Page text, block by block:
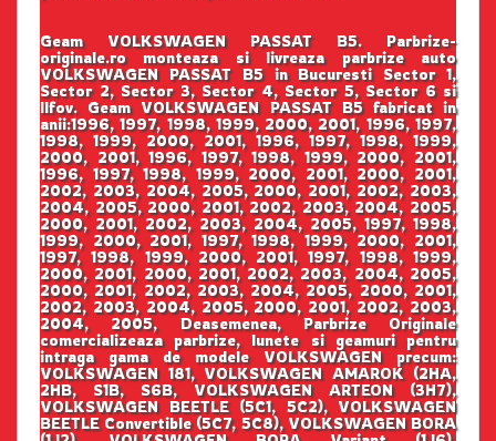
Geam VOLKSWAGEN PASSAT B5. Parbrize-
originale.ro monteaza si livreaza parbrize auto
VOLKSWAGEN PASSAT B5 in Bucuresti Sector 1,
Sector 2, Sector 3, Sector 4, Sector 5, Sector 6 si
Ilfov. Geam VOLKSWAGEN PASSAT B5 fabricat in
anii:1996, 1997, 1998, 1999, 2000, 2001, 1996, 1997,
1998, 1999, 2000, 2001, 1996, 1997, 1998, 1999,
2000, 2001, 1996, 1997, 1998, 1999, 2000, 2001,
1996, 1997, 1998, 1999, 2000, 2001, 2000, 2001,
2002, 2003, 2004, 2005, 2000, 2001, 2002, 2003,
2004, 2005, 2000, 2001, 2002, 2003, 2004, 2005,
2000, 2001, 2002, 2003, 2004, 2005, 1997, 1998,
1999, 2000, 2001, 1997, 1998, 1999, 2000, 2001,
1997, 1998, 1999, 2000, 2001, 1997, 1998, 1999,
2000, 2001, 2000, 2001, 2002, 2003, 2004, 2005,
2000, 2001, 2002, 2003, 2004, 2005, 2000, 2001,
2002, 2003, 2004, 2005, 2000, 2001, 2002, 2003,
2004, 2005, Deasemenea, Parbrize Originale
comercializeaza parbrize, lunete si geamuri pentru
intraga gama de modele VOLKSWAGEN precum:
VOLKSWAGEN 181, VOLKSWAGEN AMAROK (2HA,
2HB, S1B, S6B, VOLKSWAGEN ARTEON (3H7),
VOLKSWAGEN BEETLE (5C1, 5C2), VOLKSWAGEN
BEETLE Convertible (5C7, 5C8), VOLKSWAGEN BORA